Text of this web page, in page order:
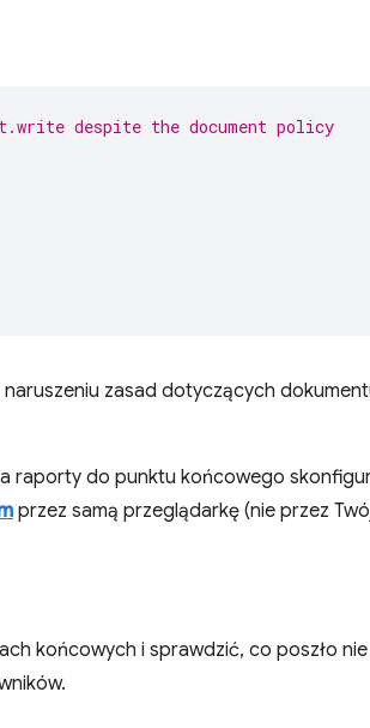
despite the document policy
zasad dotyczących
raporty do punktu końcowego
przez samą przeglądarkę (nie przez
końcowych i sprawdzić, co poszło